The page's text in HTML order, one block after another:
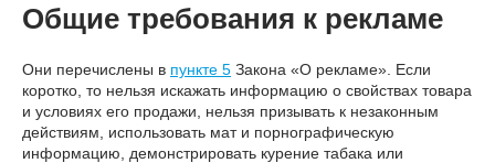
Общие требования к рекламе
Они перечислены в пункте 5 Закона «О рекламе». Если
коротко, то нельзя искажать информацию о свойствах товара
и условиях его продажи, нельзя призывать к незаконным
действиям, использовать мат и порнографическую
информацию, демонстрировать курение табака или